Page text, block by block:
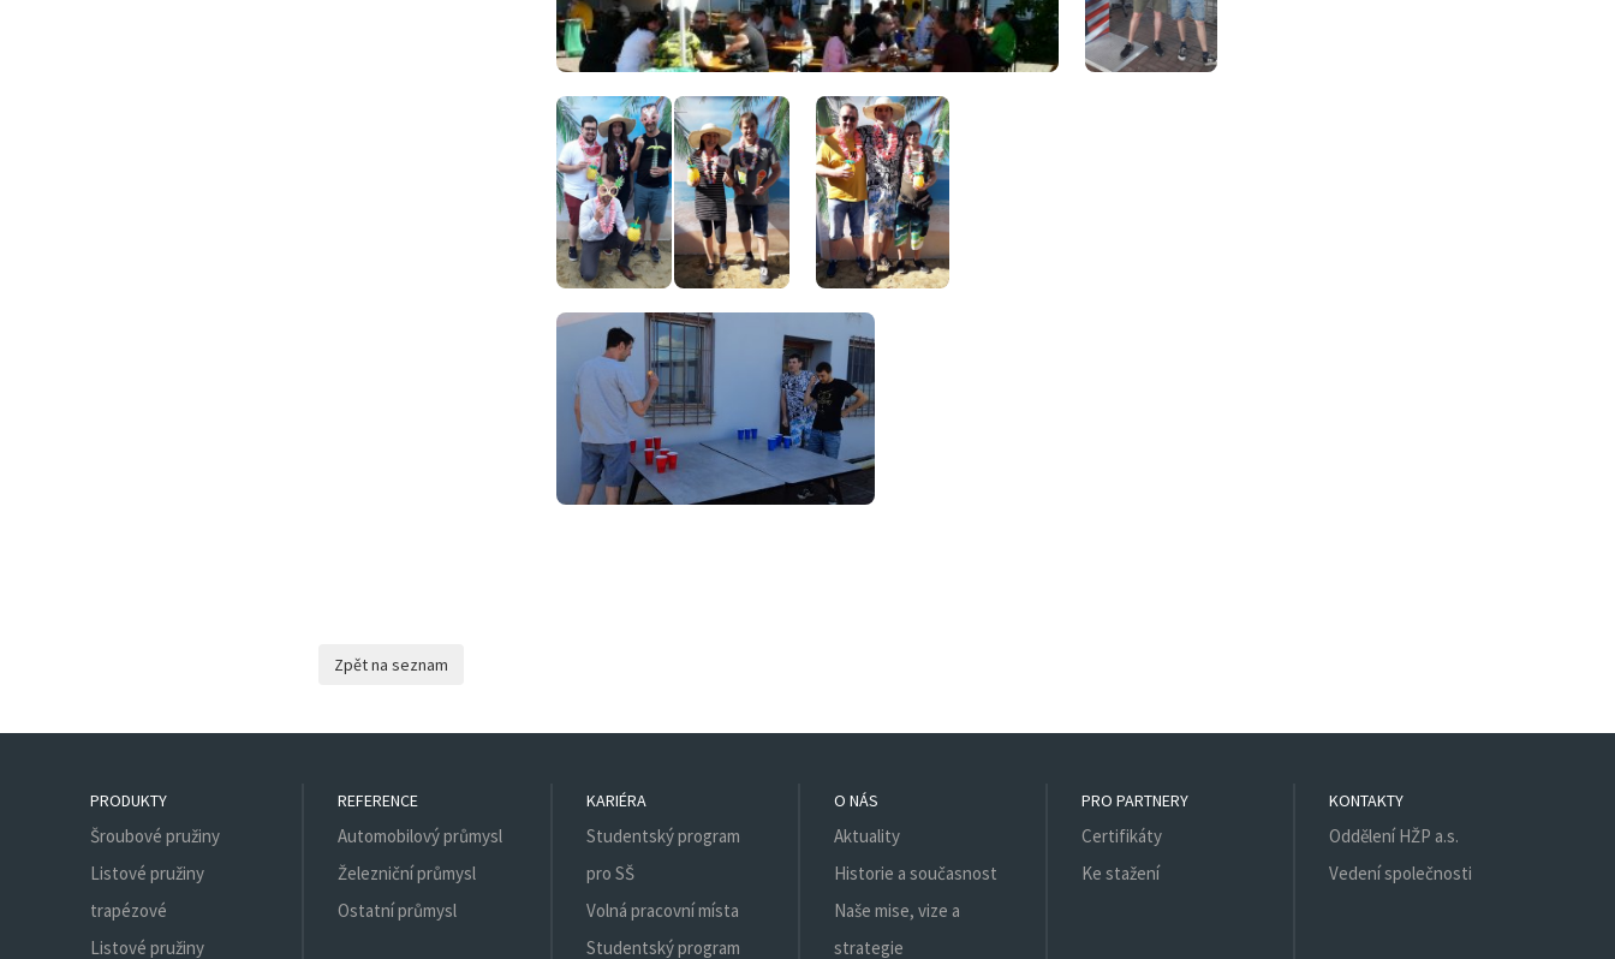
PRODUKTY
Šroubové pružiny
Listové pružiny
trapézové
Listové pružiny
REFERENCE
Automobilový průmysl
Železniční průmysl
Ostatní průmysl
KARIÉRA
Studentský program
pro SŠ
Volná pracovní místa
Studentský program
O NÁS
Aktuality
Historie a současnost
Naše mise, vize a
strategie
PRO PARTNERY
Certifikáty
Ke stažení
KONTAKTY
Oddělení HŽP a.s.
Vedení společnosti